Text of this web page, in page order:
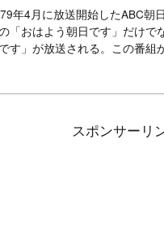
年4月に放送開始したABC朝
「おはよう朝日です」だけで
す」が放送される。この番組
司会を多数務める宮根誠司や
テレビ・林マオなど局アナと
す」の出演者が夜な夜な集う
スポンサーリ